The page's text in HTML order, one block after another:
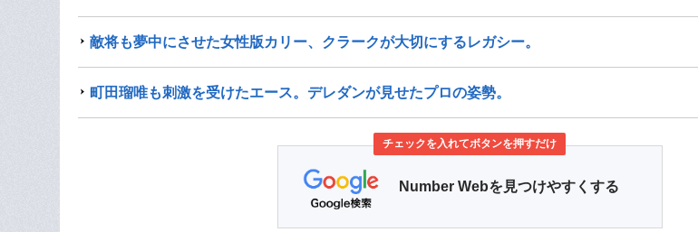
敵将も夢中にさせた女性版カリー、クラークが大切にするレガシー。
町田瑠唯も刺激を受けたエース。デレダンが見せたプロの姿勢。
チェックを入れてボタンを押すだけ
Number Webを見つけやすくする